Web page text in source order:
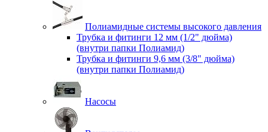
Полиамидные системы высокого давления
Трубка и фитинги 12 мм (1/2" дюйма)
(внутри папки Полиамид)
Трубка и фитинги 9,6 мм (3/8" дюйма)
(внутри папки Полиамид)
Насосы